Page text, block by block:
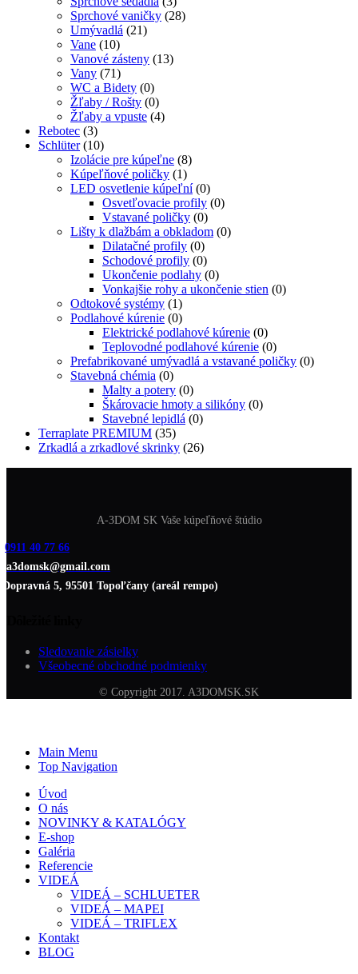
Sprchové vaničky (28)
Umývadlá (21)
Vane (10)
Vanové zásteny (13)
Vany (71)
WC a Bidety (0)
Žľaby / Rošty (0)
Žľaby a vpuste (4)
Rebotec (3)
Schlüter (10)
Izolácie pre kúpeľne (8)
Kúpeľňové poličky (1)
LED osvetlenie kúpeľní (0)
Osvetľovacie profily (0)
Vstavané poličky (0)
Lišty k dlažbám a obkladom (0)
Dilatačné profily (0)
Schodové profily (0)
Ukončenie podlahy (0)
Vonkajšie rohy a ukončenie stien (0)
Odtokové systémy (1)
Podlahové kúrenie (0)
Elektrické podlahové kúrenie (0)
Teplovodné podlahové kúrenie (0)
Prefabrikované umývadlá a vstavané poličky (0)
Stavebná chémia (0)
Malty a potery (0)
Škárovacie hmoty a silikóny (0)
Stavebné lepidlá (0)
Terraplate PREMIUM (35)
Zrkadlá a zrkadlové skrinky (26)
A-3DOM SK Vaše kúpeľňové štúdio
0911 40 77 66
a3domsk@gmail.com
Dopravná 5, 95501 Topoľčany (areál rempo)
Sledovanie zásielky
Všeobecné obchodné podmienky
© Copyright 2017. A3DOMSK.SK
Main Menu
Top Navigation
Úvod
O nás
NOVINKY & KATALÓGY
E-shop
Galéria
Referencie
VIDEÁ
VIDEÁ – SCHLUETER
VIDEÁ – MAPEI
VIDEÁ – TRIFLEX
Kontakt
BLOG